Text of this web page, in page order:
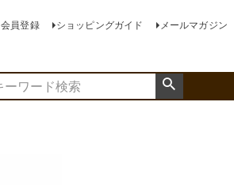
会員登録 ショッピングガイド メールマガジン